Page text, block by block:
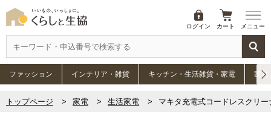
ログイン カート メニュー
ファッション インテリア・雑貨 キッチン・生活雑貨・家電 家具
トップページ 家電 生活家電 マキタ充電式コードレスクリ